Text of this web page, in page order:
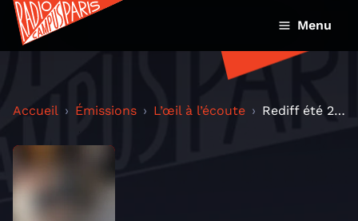
Menu
Accueil Émissions L’œil à l’écoute Rediff été 2014 : 2010 cinéma 93